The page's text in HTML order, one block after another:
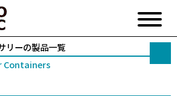
リーの製品一覧
Containers